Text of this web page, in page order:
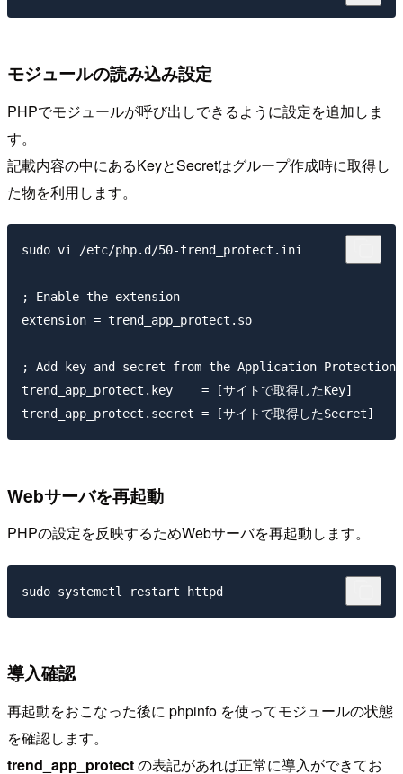
モジュールの読み込み設定
PHPでモジュールが呼び出しできるように設定を追加しま
す。
記載内容の中にあるKeyとSecretはグループ作成時に取得し
た物を利用します。
sudo vi /etc/php.d/50-trend_protect.ini
; Enable the extension
extension = trend_app_protect.so
; Add key and secret from the Application Protection
trend_app_protect.key    = [サイトで取得したKey]
Webサーバを再起動
PHPの設定を反映するためWebサーバを再起動します。
導入確認
再起動をおこなった後に phpinfo を使ってモジュールの状態
を確認します。
trend_app_protectの表記があれば正常に導入ができてお